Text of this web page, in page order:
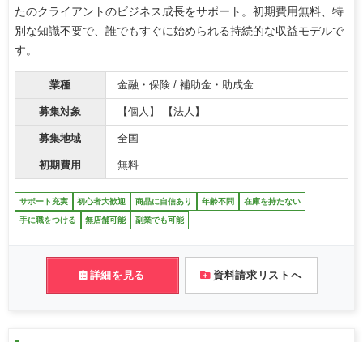
たのクライアントのビジネス成長をサポート。初期費用無料、特
別な知識不要で、誰でもすぐに始められる持続的な収益モデルで
す。
業種 金融・保険 / 補助金・助成金
募集対象 【個人】 【法人】
募集地域 全国
初期費用 無料
サポート充実 初心者大歓迎 商品に自信あり 年齢不問 在庫を持たない
手に職をつける 無店舗可能 副業でも可能
詳細を見る 資料請求リストへ